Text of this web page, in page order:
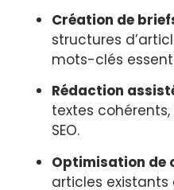
Création de
structures
mots-clés
Rédaction
textes
SEO.
Optimisation de
articles existants